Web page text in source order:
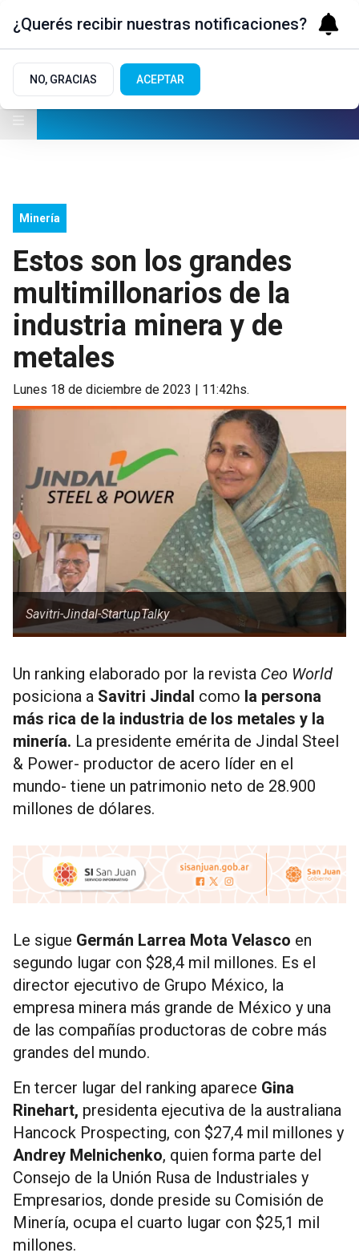
Minería
Estos son los grandes
multimillonarios de la
industria minera y de
metales
lunes 18 de diciembre de 2023 | 11:42hs.
Savitri-Jindal-StartupTalky
Un ranking elaborado por la revista Ceo World
posiciona a Savitri Jindal como la persona
más rica de la industria de los metales y la
minería. La presidente emérita de Jindal Steel
& Power- productor de acero líder en el
mundo- tiene un patrimonio neto de 28.900
millones de dólares.
Le sigue Germán Larrea Mota Velasco en
segundo lugar con $28,4 mil millones. Es el
director ejecutivo de Grupo México, la
empresa minera más grande de México y una
de las compañías productoras de cobre más
grandes del mundo.
En tercer lugar del ranking aparece Gina
Rinehart, presidenta ejecutiva de la australiana
Hancock Prospecting, con $27,4 mil millones y
Andrey Melnichenko, quien forma parte del
Consejo de la Unión Rusa de Industriales y
Empresarios, donde preside su Comisión de
Minería, ocupa el cuarto lugar con $25,1 mil
millones.
¿Querés recibir nuestras notificaciones?
NO, GRACIAS ACEPTAR